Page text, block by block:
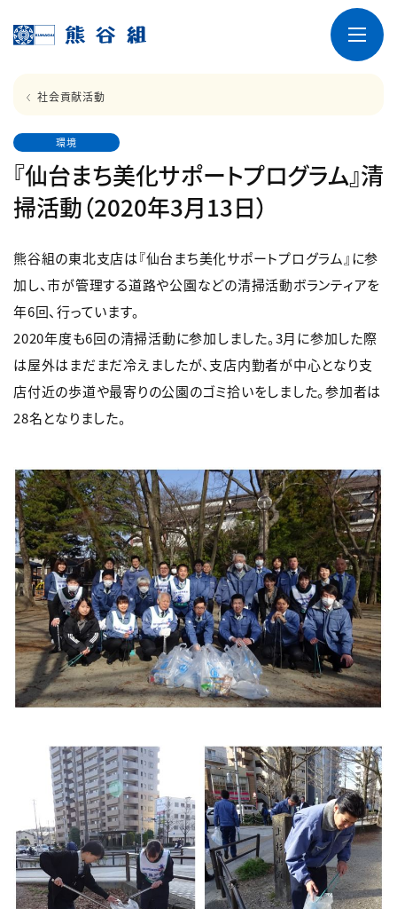
社会貢献活動
環境
『仙台まち美化サポートプログラム』清
掃活動（2020年3月13日）
熊谷組の東北支店は『仙台まち美化サポートプログラム』に参
加し、市が管理する道路や公園などの清掃活動ボランティアを
年6回、行っています。
2020年度も6回の清掃活動に参加しました。3月に参加した際
は屋外はまだまだ冷えましたが、支店内勤者が中心となり支
店付近の歩道や最寄りの公園のゴミ拾いをしました。参加者は
28名となりました。